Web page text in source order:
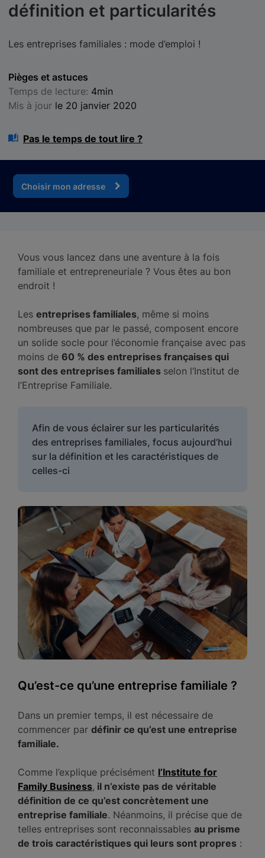
définition et particularités
Les entreprises familiales : mode d’emploi !
Pièges et astuces
Temps de lecture: 4min
Mis à jour le 20 janvier 2020
Pas le temps de tout lire ?
Choisir mon adresse
Vous vous lancez dans une aventure à la fois
familiale et entrepreneuriale ? Vous êtes au bon
endroit !
Les entreprises familiales, même si moins
nombreuses que par le passé, composent encore
un solide socle pour l’économie française avec pas
moins de 60 % des entreprises françaises qui
sont des entreprises familiales selon l’Institut de
l’Entreprise Familiale.
Afin de vous éclairer sur les particularités
des entreprises familiales, focus aujourd’hui
sur la définition et les caractéristiques de
celles-ci
Qu’est-ce qu’une entreprise familiale ?
Dans un premier temps, il est nécessaire de
commencer par définir ce qu’est une entreprise
familiale.
Comme l’explique précisément l’Institute for
Family Business, il n’existe pas de véritable
définition de ce qu’est concrètement une
entreprise familiale. Néanmoins, il précise que de
telles entreprises sont reconnaissables au prisme
de trois caractéristiques qui leurs sont propres :